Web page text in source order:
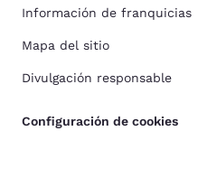
Información de franquicias
Mapa del sitio
Divulgación responsable
Configuración de cookies